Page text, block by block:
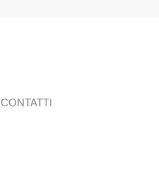
CONTATTI